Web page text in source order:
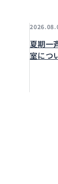
夏期一
室につ